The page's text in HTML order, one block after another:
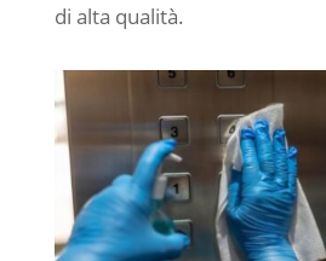
di alta qualità.